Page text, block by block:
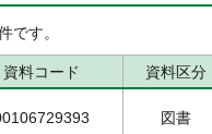
です。
資料コード 資料区分
図書